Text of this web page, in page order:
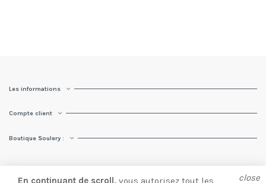
Les informations
Compte client
Boutique Soulery :
close
En continuant de scroll, vous autorisez tout les